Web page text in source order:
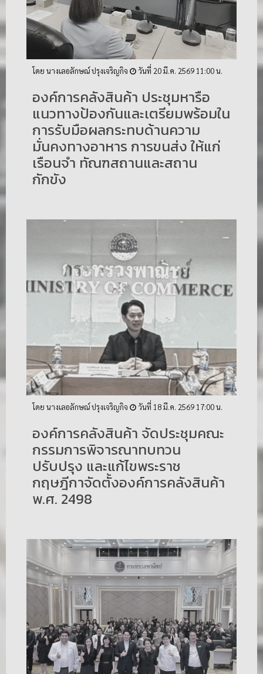
โดย นางเลอลักษณ์ ปรุงเจริญกิจ วันที่ 20 มี.ค. 2569 11:00 น.
องค์การคลังสินค้า ประชุมหารือ
แนวทางป้องกันและเตรียมพร้อมใน
การรับมือผลกระทบด้านความ
มั่นคงทางอาหาร การขนส่ง ให้แก่
เรือนจำ ทัณฑสถานและสถาน
กักขัง
โดย นางเลอลักษณ์ ปรุงเจริญกิจ วันที่ 18 มี.ค. 2569 17:00 น.
องค์การคลังสินค้า จัดประชุมคณะ
กรรมการพิจารณาทบทวน
ปรับปรุง และแก้ไขพระราช
กฤษฎีกาจัดตั้งองค์การคลังสินค้า
พ.ศ. 2498